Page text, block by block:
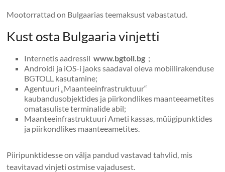
Mootorrattad on Bulgaarias teemaksust vabastatud.
Kust osta Bulgaaria vinjetti
Internetis aadressilwww.bgtoll.bg ;
Androidi ja iOS-i jaoks saadaval oleva mobiilirakenduse
BGTOLL kasutamine;
Agentuuri „Maanteeinfrastruktuur“
kaubandusobjektides ja piirkondlikes maanteeametites
omatasuliste terminalide abil;
Maanteeinfrastruktuuri Ameti kassas, müügipunktides
ja piirkondlikes maanteeametites.
Piiripunktidesse on välja pandud vastavad tahvlid, mis
teavitavad vinjeti ostmise vajadusest.